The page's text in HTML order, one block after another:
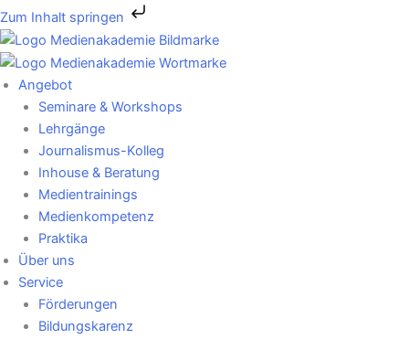
Zum Inhalt springen
Zum
Inhalt
springen
Angebot
Seminare & Workshops
Lehrgänge
Journalismus-Kolleg
Inhouse & Beratung
Medientrainings
Medienkompetenz
Praktika
Über uns
Service
Förderungen
Bildungskarenz